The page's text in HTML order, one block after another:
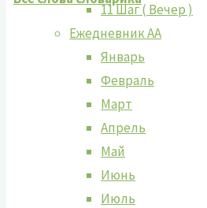
11 Шаг ( Вечер )
Ежедневник АА
Январь
Февраль
Март
Апрель
Май
Июнь
Июль